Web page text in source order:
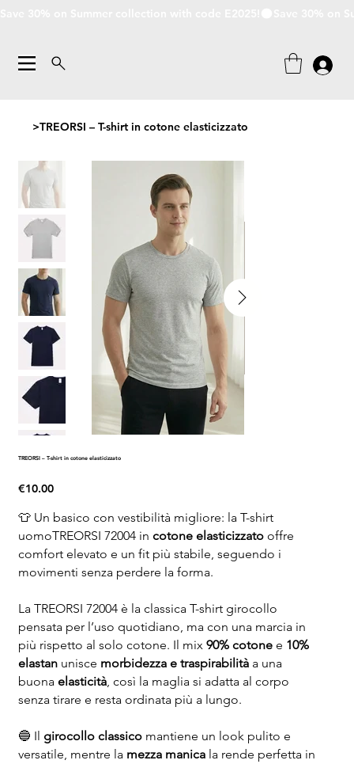
>TREORSI – T-shirt in cotone elasticizzato
TREORSI – T-shirt in cotone elasticizzato
Price
€10.00
👕 Un basico con vestibilità migliore: la T-shirt
uomoTREORSI 72004 in cotone elasticizzatooffre
comfort elevato e un fit più stabile, seguendo i
movimenti senza perdere la forma.
La TREORSI 72004 è la classica T-shirt girocollo
pensata per l’uso quotidiano, ma con una marcia in
più rispetto al solo cotone. Il mix 90% cotonee 10%
elastanunisce morbidezza e traspirabilitàa una
buona elasticità, così la maglia si adatta al corpo
senza tirare e resta ordinata più a lungo.
🔵 Il girocollo classicomantiene un look pulito e
versatile, mentre la mezza manicala rende perfetta in